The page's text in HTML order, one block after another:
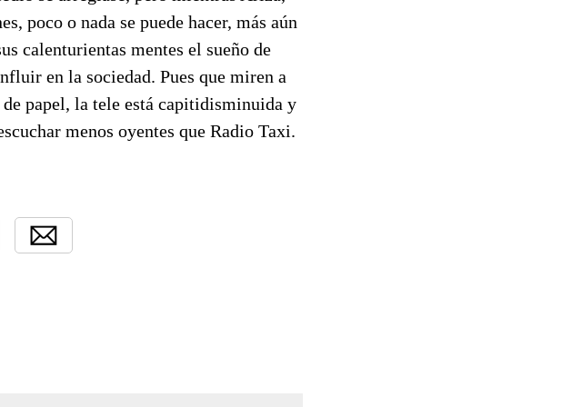
poco o nada se puede hacer, más aún
calenturientas mentes el sueño de
en la sociedad. Pues que miren a
papel, la tele está capitidisminuida y
menos oyentes que Radio Taxi.